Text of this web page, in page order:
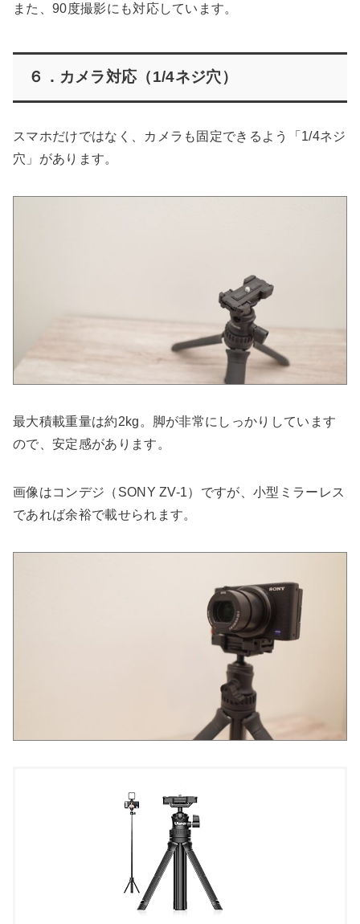
また、90度撮影にも対応しています。
６．カメラ対応（1/4ネジ穴）
スマホだけではなく、カメラも固定できるよう「1/4ネジ
穴」があります。
最大積載重量は約2kg。脚が非常にしっかりしています
ので、安定感があります。
画像はコンデジ（SONY ZV-1）ですが、小型ミラーレス
であれば余裕で載せられます。